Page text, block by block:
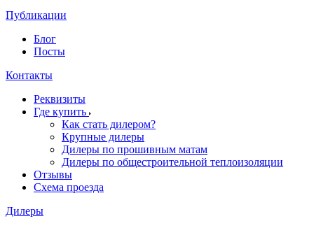
Публикации
Блог
Посты
Контакты
Реквизиты
Где купить
Как стать дилером?
Крупные дилеры
Дилеры по прошивным матам
Дилеры по общестроительной теплоизоляции
Отзывы
Схема проезда
Дилеры